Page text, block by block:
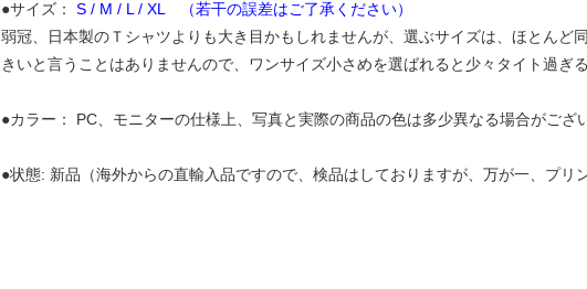
●サイズ：
S / M / L / XL （若干の誤差はご了承ください）
弱冠、日本製のＴシャツよりも大き目かもしれませんが、選ぶサイズは、ほとん
きいと言うことはありませんので、ワンサイズ小さめを選ばれると少々タイト過ぎ
●カラー： PC、モニターの仕様上、写真と実際の商品の色は多少異なる場合がござ
●状態: 新品（海外からの直輸入品ですので、検品はしておりますが、万が一、プリ